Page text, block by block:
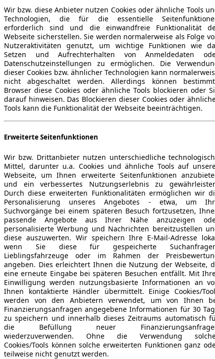
Wir bzw. diese Anbieter nutzen Cookies oder ähnliche Tools
Technologien, die für die essentielle
erforderlich sind und die einwandfreie Funktionalität
Webseite sicherstellen. Sie werden normalerweise als Folge
Nutzeraktivitäten genutzt, um wichtige Funktionen wie
Setzen und Aufrechterhalten von Anmeldedaten
Datenschutzeinstellungen zu ermöglichen. Die
dieser Cookies bzw. ähnlicher Technologien kann
nicht abgeschaltet werden. Allerdings können
Browser diese Cookies oder ähnliche Tools blockieren oder
darauf hinweisen. Das Blockieren dieser Cookies oder
Tools kann die Funktionalität der Webseite beeinträchtigen.
Erweiterte Seitenfunktionen
Wir bzw. Drittanbieter nutzen unterschiedliche
Mittel, darunter u.a. Cookies und ähnliche Tools auf
Webseite, um Ihnen erweiterte Seitenfunktionen
und ein verbessertes Nutzungserlebnis zu
Durch diese erweiterten Funktionalitäten ermöglichen wir
Personalisierung unseres Angebotes - etwa, um
Suchvorgänge bei einem späteren Besuch fortzusetzen,
passende Angebote aus Ihrer Nähe anzuzeigen
personalisierte Werbung und Nachrichten bereitzustellen
diese auszuwerten. Wir speichern Ihre E-Mail-Adresse
wenn Sie diese für gespeicherte
Lieblingsfahrzeuge oder im Rahmen der
angeben. Dies erleichtert Ihnen die Nutzung der Webseite,
eine erneute Eingabe bei späteren Besuchen entfällt. Mit
Einwilligung werden nutzungsbasierte Informationen an
Ihnen kontaktierte Händler übermittelt. Einige Cookies/
werden von den Anbietern verwendet, um von Ihnen
Finanzierungsanfragen angegebene Informationen für 30
zu speichern und innerhalb dieses Zeitraums automatisch
die Befüllung neuer
wiederzuverwenden. Ohne die Verwendung
Cookies/Tools können solche erweiterten Funktionen ganz
teilweise nicht genutzt werden.